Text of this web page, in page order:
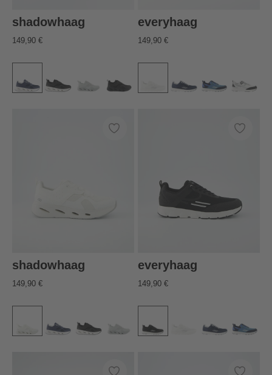
shadowhaag
149,90 €
everyhaag
149,90 €
shadowhaag
149,90 €
everyhaag
149,90 €